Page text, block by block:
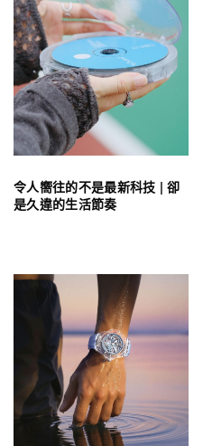
令人嚮往的不是最新科技 | 卻
是久違的生活節奏